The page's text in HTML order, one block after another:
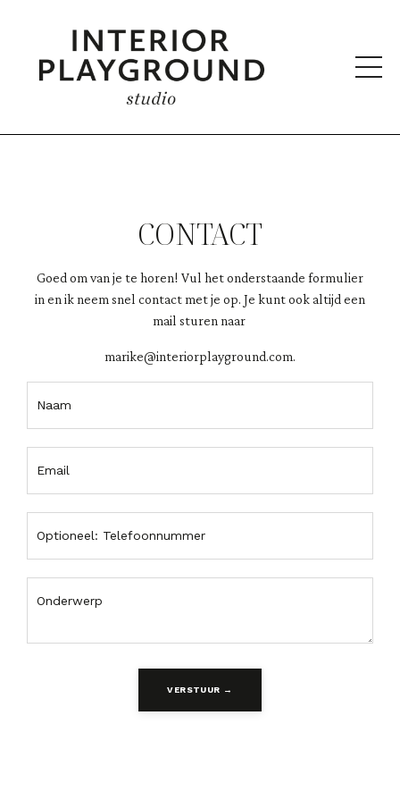
CONTACT
Goed om van je te horen! Vul het onderstaande formulier
in en ik neem snel contact met je op. Je kunt ook altijd een
mail sturen naar
marike@interiorplayground.com.
VERSTUUR →